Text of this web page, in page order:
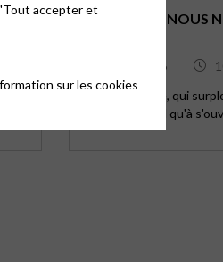
LE 23 AOÛT, NOUS
23/08/2026
Le petit temple, qui
bourg, n'attend qu'à
accepter et
sur les cookies